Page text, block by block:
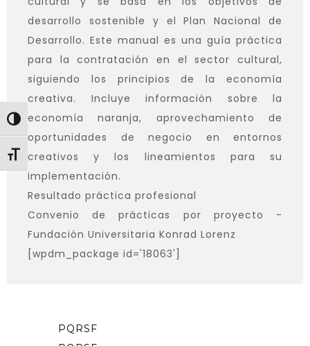
Toggle High Contrast
Toggle Font size
desarrollo sostenible y el Plan Nacional de
Desarrollo. Este manual es una guía práctica
para la contratación en el sector cultural,
siguiendo los principios de la economía
creativa. Incluye información sobre la
economía naranja, aprovechamiento de
oportunidades de negocio en entornos
creativos y los lineamientos para su
implementación.
Resultado práctica profesional
Convenio de prácticas por proyecto -
Fundación Universitaria Konrad Lorenz
[wpdm_package id='18063']
PQRSF